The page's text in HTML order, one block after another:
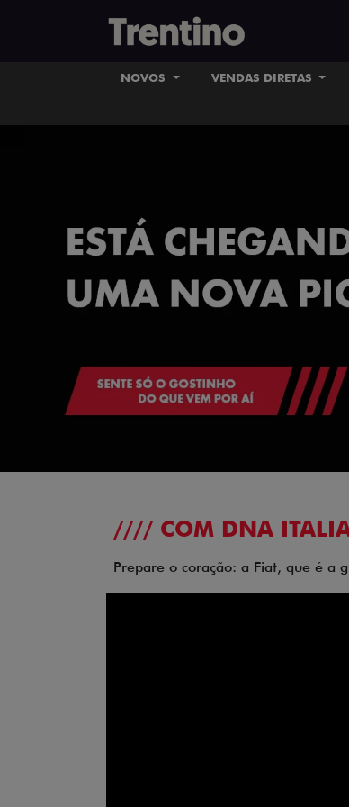
NOVOS VENDAS DIRETAS
//// COM DNA
Prepare o coração: a Fiat, que é a